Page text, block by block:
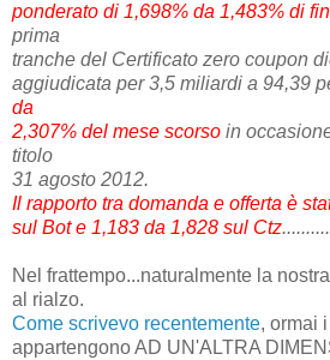
ponderato di 1,698% da 1,483% di
prima
tranche del Certificato zero coupon
aggiudicata per 3,5 miliardi a 94,39
da
2,307% del mese scorso in
titolo
31 agosto 2012.
Il rapporto tra domanda e offerta è
sul Bot e 1,183 da 1,828 sul Ctz
Nel frattempo...naturalmente la
al rialzo.
Come scrivevo recentemente, ormai
appartengono AD UN'ALTRA